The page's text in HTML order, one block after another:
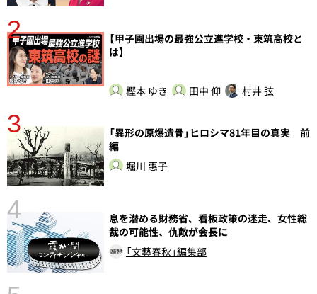
2
【甲子園出場の最強公立進学校・東筑高校と
は】
樫本 ゆき 田中 仰 村井 弦
3
「異形の原爆遺骨」ヒロシマ81年目の真実 前
編
堀川 惠子
4
息を潜める財務省、看板政策の迷走、女性総
裁の可能性、仇敵が会長に
「文藝春秋」編集部